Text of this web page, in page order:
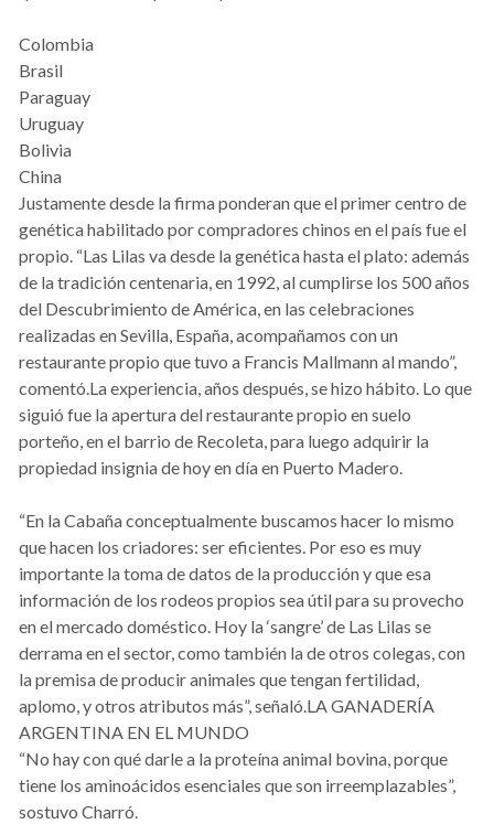
Colombia
Brasil
Paraguay
Uruguay
Bolivia
China
Justamente desde la firma ponderan que el primer centro de
genética habilitado por compradores chinos en el país fue el
propio. “Las Lilas va desde la genética hasta el plato: además
de la tradición centenaria, en 1992, al cumplirse los 500 años
del Descubrimiento de América, en las celebraciones
realizadas en Sevilla, España, acompañamos con un
restaurante propio que tuvo a Francis Mallmann al mando”,
comentó.La experiencia, años después, se hizo hábito. Lo que
siguió fue la apertura del restaurante propio en suelo
porteño, en el barrio de Recoleta, para luego adquirir la
propiedad insignia de hoy en día en Puerto Madero.
“En la Cabaña conceptualmente buscamos hacer lo mismo
que hacen los criadores: ser eficientes. Por eso es muy
importante la toma de datos de la producción y que esa
información de los rodeos propios sea útil para su provecho
en el mercado doméstico. Hoy la ‘sangre’ de Las Lilas se
derrama en el sector, como también la de otros colegas, con
la premisa de producir animales que tengan fertilidad,
aplomo, y otros atributos más”, señaló.LA GANADERÍA
ARGENTINA EN EL MUNDO
“No hay con qué darle a la proteína animal bovina, porque
tiene los aminoácidos esenciales que son irreemplazables”,
sostuvo Charró.